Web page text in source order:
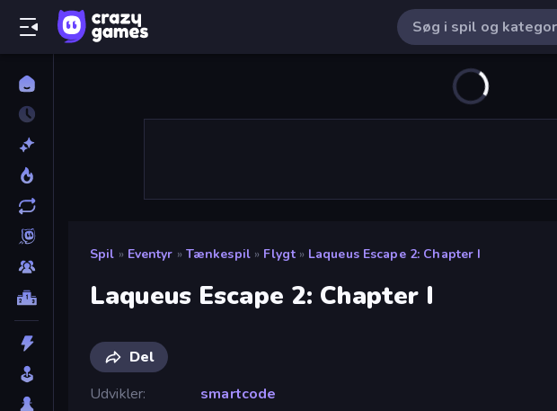
Spil » Eventyr » Tænkespil » Flygt » Laqueus Escape 2: Chapter I
Laqueus Escape 2: Chapter I
Del
Udvikler
smartcode